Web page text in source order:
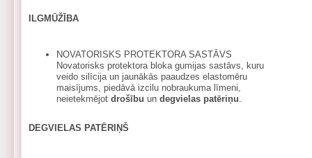
ILGMŪŽĪBA
NOVATORISKS PROTEKTORA SASTĀVS
Novatorisks protektora bloka gumijas sastāvs, kuru
veido silīcija un jaunākās paaudzes elastomēru
maisījums, piedāvā izcilu nobraukuma līmeni,
neietekmējot drošību un degvielas patēriņu.
DEGVIELAS PATĒRIŅŠ